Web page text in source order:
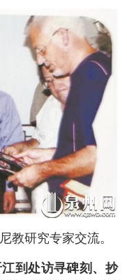
教研究专家交流。
江到处访寻碑刻、抄